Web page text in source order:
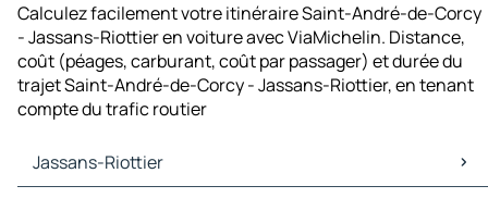
Calculez facilement votre itinéraire Saint-André-de-Corcy
- Jassans-Riottier en voiture avec ViaMichelin. Distance,
coût (péages, carburant, coût par passager) et durée du
trajet Saint-André-de-Corcy - Jassans-Riottier, en tenant
compte du trafic routier
Jassans-Riottier